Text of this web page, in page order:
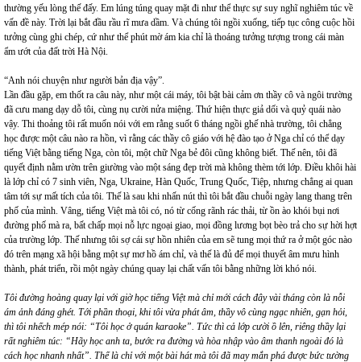
thường yếu lòng thế đấy. Em lúng túng quay mặt đi như thể thực sự suy nghĩ nghiêm túc về
vấn đề này. Trời lại bắt đầu rầu rĩ mưa dầm. Và chúng tôi ngồi xuống, tiếp tục công cuộc hồi
tưởng cùng ghi chép, cứ như thể phút mờ ám kia chỉ là thoáng tưởng tượng trong cái màn
ẩm ướt của đất trời Hà Nội.
“Anh nói chuyện như người bản địa vậy”.
Lần đầu gặp, em thốt ra câu này, như một cái máy, tôi bật bài cảm ơn thầy cô và ngôi trường
đã cưu mang dạy dỗ tôi, cùng nụ cười nửa miệng. Thứ hiện thực giả dối và quỷ quái nào
vậy. Thi thoảng tôi rất muốn nói với em rằng suốt 6 tháng ngồi ghế nhà trường, tôi chẳng
học được một câu nào ra hồn, vì rằng các thầy cô giáo với hệ đào tạo ở Nga chỉ có thể dạy
tiếng Việt bằng tiếng Nga, còn tôi, một chữ Nga bẻ đôi cũng không biết. Thế nên, tôi đã
quyết định nằm ườn trên giường vào một sáng đẹp trời mà không thèm tới lớp. Điều khôi hài
là lớp chỉ có 7 sinh viên, Nga, Ukraine, Hàn Quốc, Trung Quốc, Tiệp, nhưng chẳng ai quan
tâm tới sự mất tích của tôi. Thế là sau khi nhấn nút thì tôi bắt đầu chuỗi ngày lang thang trên
phố của mình. Vâng, tiếng Việt mà tôi có, nó từ cống rãnh rác thải, từ ồn ào khói bụi nơi
đường phố mà ra, bất chấp mọi nỗ lực ngoại giao, mọi đồng lương bọt bèo trả cho sự hời hợt
của trường lớp. Thế nhưng tôi sợ cái sự hồn nhiên của em sẽ tung mọi thứ ra ở một góc nào
đó trên mạng xã hội bằng một sự mơ hồ ám chỉ, và thế là đủ để mọi thuyết âm mưu hình
thành, phát triển, rồi một ngày chúng quay lại chất vấn tôi bằng những lời khó nói.
Tôi đường hoàng quay lại với giờ học tiếng Việt mà chỉ mới cách đây vài tháng còn là nỗi
ám ảnh đáng ghét. Tới phần thoại, khi tôi vừa phát âm, thầy vô cùng ngạc nhiên, gạn hỏi,
thì tôi nhếch mép nói: “Tôi học ởquán karaoke”. Tức thì cả lớp cười ồ lên, riêng thầy lại
rất nghiêm túc: “Hãy học anh ta, bước ra đường và hòa nhập vào âm thanh ngoài đó là
cách học nhanh nhất”. Thế là chỉ với một bài hát mà tôi đã may mắn phá được bức tường